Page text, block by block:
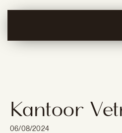
Kantoor
06/08/2024